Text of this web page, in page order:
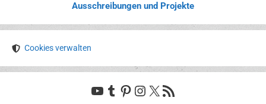
Ausschreibungen und Projekte
Cookies verwalten
YouTube
Tumblr
Pinterest
Instagram
X RSS-Feed